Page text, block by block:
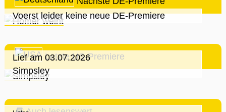
Voerst leider keine neue DE-Premiere
Letzte US-Premiere
Lief am 03.07.2026
Simpsley